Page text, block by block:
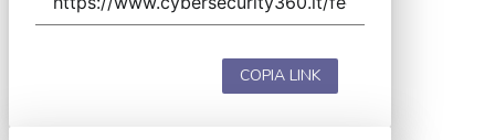
COPIA LINK